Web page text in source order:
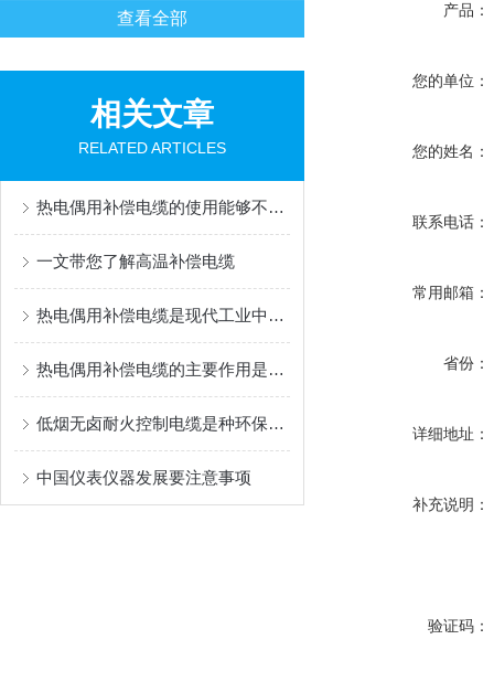
查看全部
相关文章
RELATED ARTICLES
热电偶用补偿电缆的使用能够不损失信号质量
一文带您了解高温补偿电缆
热电偶用补偿电缆是现代工业中非常重要的测量设备
热电偶用补偿电缆的主要作用是什么？
低烟无卤耐火控制电缆是种环保且安全的电缆产品
中国仪表仪器发展要注意事项
产品：
您的单位：
您的姓名：
联系电话：
常用邮箱：
省份：
详细地址：
补充说明：
验证码：